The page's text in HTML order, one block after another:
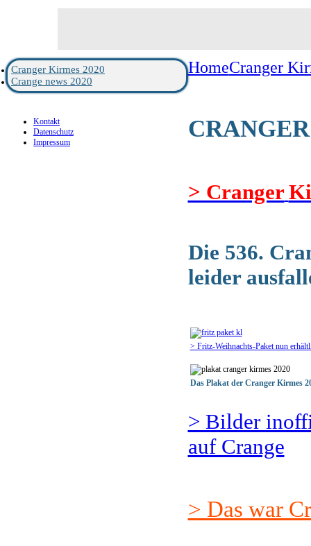
HomeCranger
> Cranger
Die 536.
leider
> Fritz-Weihnachts-Paket nun
Das Plakat der Cranger Kirmes
> Bilder
auf Crange
> Das war
Cranger Kirmes 2020
Crange news 2020
Kontakt
Datenschutz
Impressum